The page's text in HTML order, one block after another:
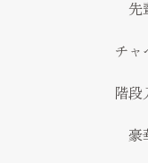
プライバシーポリシー
先
チャ
階段
豪